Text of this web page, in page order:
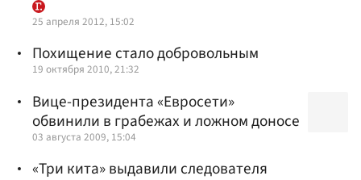
25 апреля 2012, 15:02
Похищение стало добровольным
19 октября 2010, 21:32
Вице-президента «Евросети»
обвинили в грабежах и ложном доносе
03 августа 2009, 15:04
«Три кита» выдавили следователя